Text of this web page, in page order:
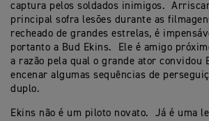
captura pelos soldados inimigos.
principal sofra lesões durante as
recheado de grandes estrelas, é
portanto a Bud Ekins. Ele é amigo
a razão pela qual o grande ator convidou
encenar algumas sequências de
duplo.
Ekins não é um piloto novato. Já é uma